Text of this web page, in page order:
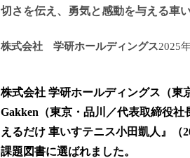
切さを伝え、勇気と感動を与える車
株式会社 学研ホールディングス2025
株式会社 学研ホールディングス（東
Gakken（東京・品川／代表取締役
えるだけ 車いすテニス小田凱人』（
課題図書に選ばれました。